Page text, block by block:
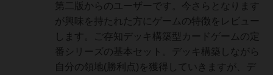
第二版からのユーザーです。今さらとなります
が興味を持たれた方にゲームの特徴をレビュー
します。ご存知デッキ構築型カードゲームの定
番シリーズの基本セット。デッキ構築しながら
自分の領地(勝利点)を獲得していきますが、デ